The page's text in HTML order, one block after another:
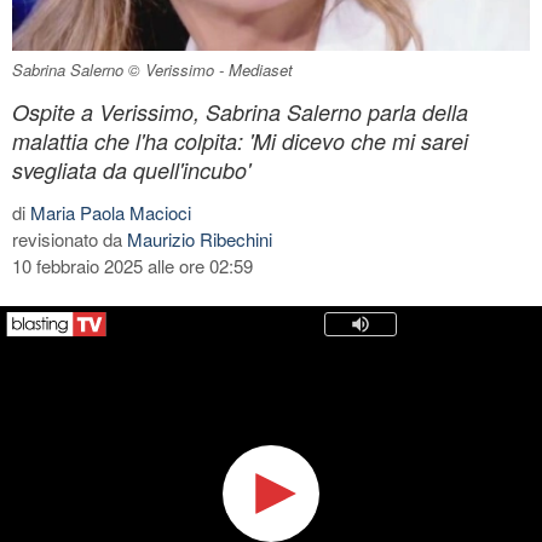
Sabrina Salerno © Verissimo - Mediaset
Ospite a Verissimo, Sabrina Salerno parla della
malattia che l'ha colpita: 'Mi dicevo che mi sarei
svegliata da quell'incubo'
di Maria Paola Macioci
revisionato da Maurizio Ribechini
10 febbraio 2025 alle ore 02:59